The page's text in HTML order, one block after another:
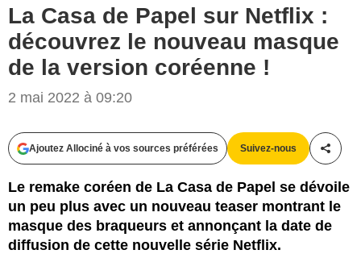
La Casa de Papel sur Netflix :
découvrez le nouveau masque
de la version coréenne !
2 mai 2022 à 09:20
Ajoutez Allociné à vos sources préférées Suivez-nous
Le remake coréen de La Casa de Papel se dévoile
un peu plus avec un nouveau teaser montrant le
masque des braqueurs et annonçant la date de
diffusion de cette nouvelle série Netflix.